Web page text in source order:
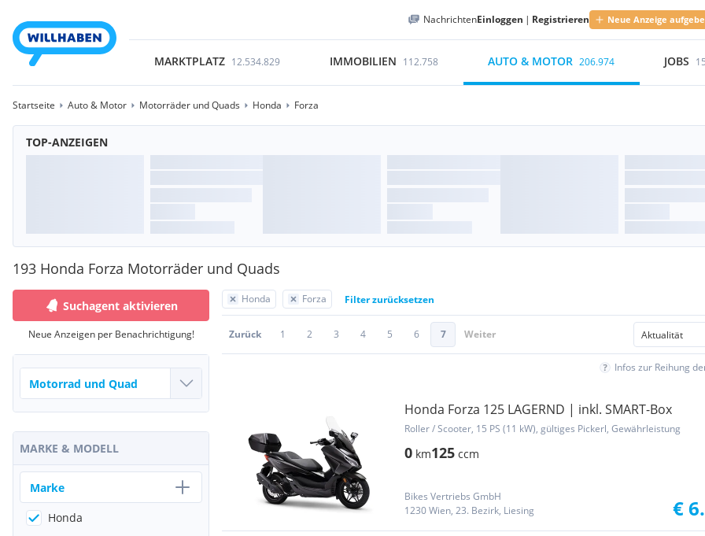
NachrichtenEinloggen | Registrieren Neue Anzeige
MARKTPLATZ 12.534.829 IMMOBILIEN 112.758 AUTO & MOTOR 206.974 JOBS
Startseite Auto & Motor Motorräder und Quads Honda Forza
TOP-ANZEIGEN
193 Honda Forza Motorräder und Quads
Honda Forza Filter zurücksetzen
Zurück 1 2 3 4 5 6 7 Weiter
Infos zur Reihung
Honda Forza 125 LAGERND | inkl. SMART-Box
Roller / Scooter, 15 PS (11 kW), gültiges Pickerl, Gewährleistung
0 km125 ccm
Bikes Vertriebs GmbH
1230 Wien, 23. Bezirk, Liesing
€
Suchagent aktivieren
Neue Anzeigen per Benachrichtigung!
MARKE & MODELL
Marke
Honda